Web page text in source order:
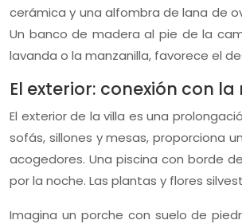
cerámica y una alfombra de lana de
Un banco de madera al pie de la
lavanda o la manzanilla, favorece el
El exterior: conexión con
El exterior de la villa es una
sofás, sillones y mesas, proporciona
acogedores. Una piscina con borde
por la noche. Las plantas y flores
Imagina un porche con suelo de